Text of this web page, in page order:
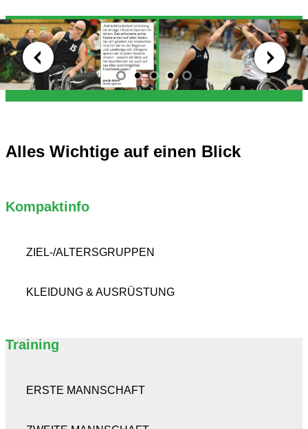
Alles Wichtige auf einen Blick
Kompaktinfo
ZIEL-/ALTERSGRUPPEN
KLEIDUNG & AUSRÜSTUNG
Training
ERSTE MANNSCHAFT